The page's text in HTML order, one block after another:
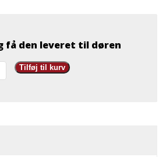
få den leveret til døren
Tilføj til kurv